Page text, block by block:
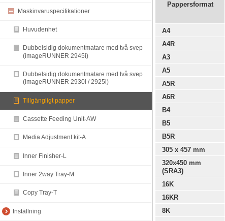
Maskinvaruspecifikationer
Huvudenhet
Dubbelsidig dokumentmatare med två svep
(imageRUNNER 2945i)
Dubbelsidig dokumentmatare med två svep
(imageRUNNER 2930i / 2925i)
Tillgängligt papper
Cassette Feeding Unit-AW
Media Adjustment kit-A
Inner Finisher-L
Inner 2way Tray-M
Copy Tray-T
Inställning
Pappersformat
A4
A4R
A3
A5
A5R
A6R
B4
B5
B5R
305 x 457 mm
320x450 mm
(SRA3)
16K
16KR
8K